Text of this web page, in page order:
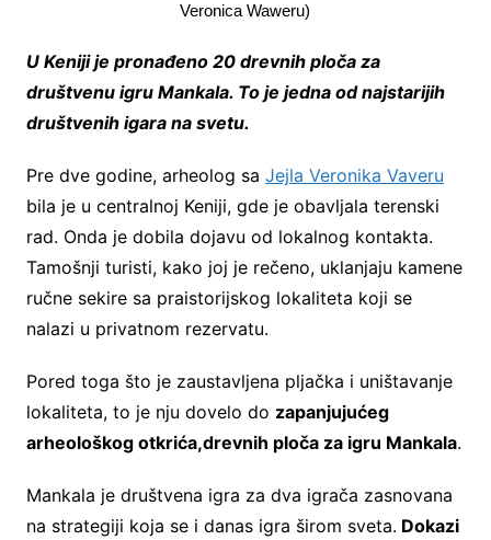
Veronica Waweru)
U Keniji je pronađeno 20 drevnih ploča za
društvenu igru Mankala. To je jedna od najstarijih
društvenih igara na svetu.
Pre dve godine, arheolog sa Jejla Veronika Vaveru
bila je u centralnoj Keniji, gde je obavljala terenski
rad. Onda je dobila dojavu od lokalnog kontakta.
Tamošnji turisti, kako joj je rečeno, uklanjaju kamene
ručne sekire sa praistorijskog lokaliteta koji se
nalazi u privatnom rezervatu.
Pored toga što je zaustavljena pljačka i uništavanje
lokaliteta, to je nju dovelo do zapanjujućeg
arheološkog otkrića,drevnih ploča za igru Mankala.
Mankala je društvena igra za dva igrača zasnovana
na strategiji koja se i danas igra širom sveta. Dokazi